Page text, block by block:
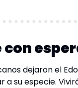
con
dejaron el
su especie.